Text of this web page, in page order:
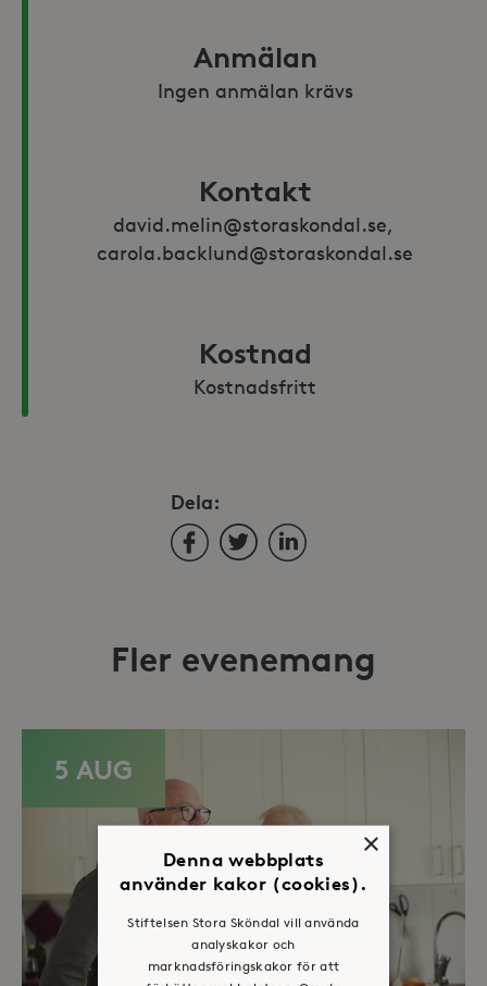
Anmälan
Ingen anmälan krävs
Kontakt
david.melin@storaskondal.se,
carola.backlund@storaskondal.se
Kostnad
Kostnadsfritt
Dela:
FacebookTwitterLinkedIn
Fler evenemang
5 AUG
×
Denna webbplats
använder kakor (cookies).
Stiftelsen Stora Sköndal vill använda
analyskakor och
marknadsföringskakor för att